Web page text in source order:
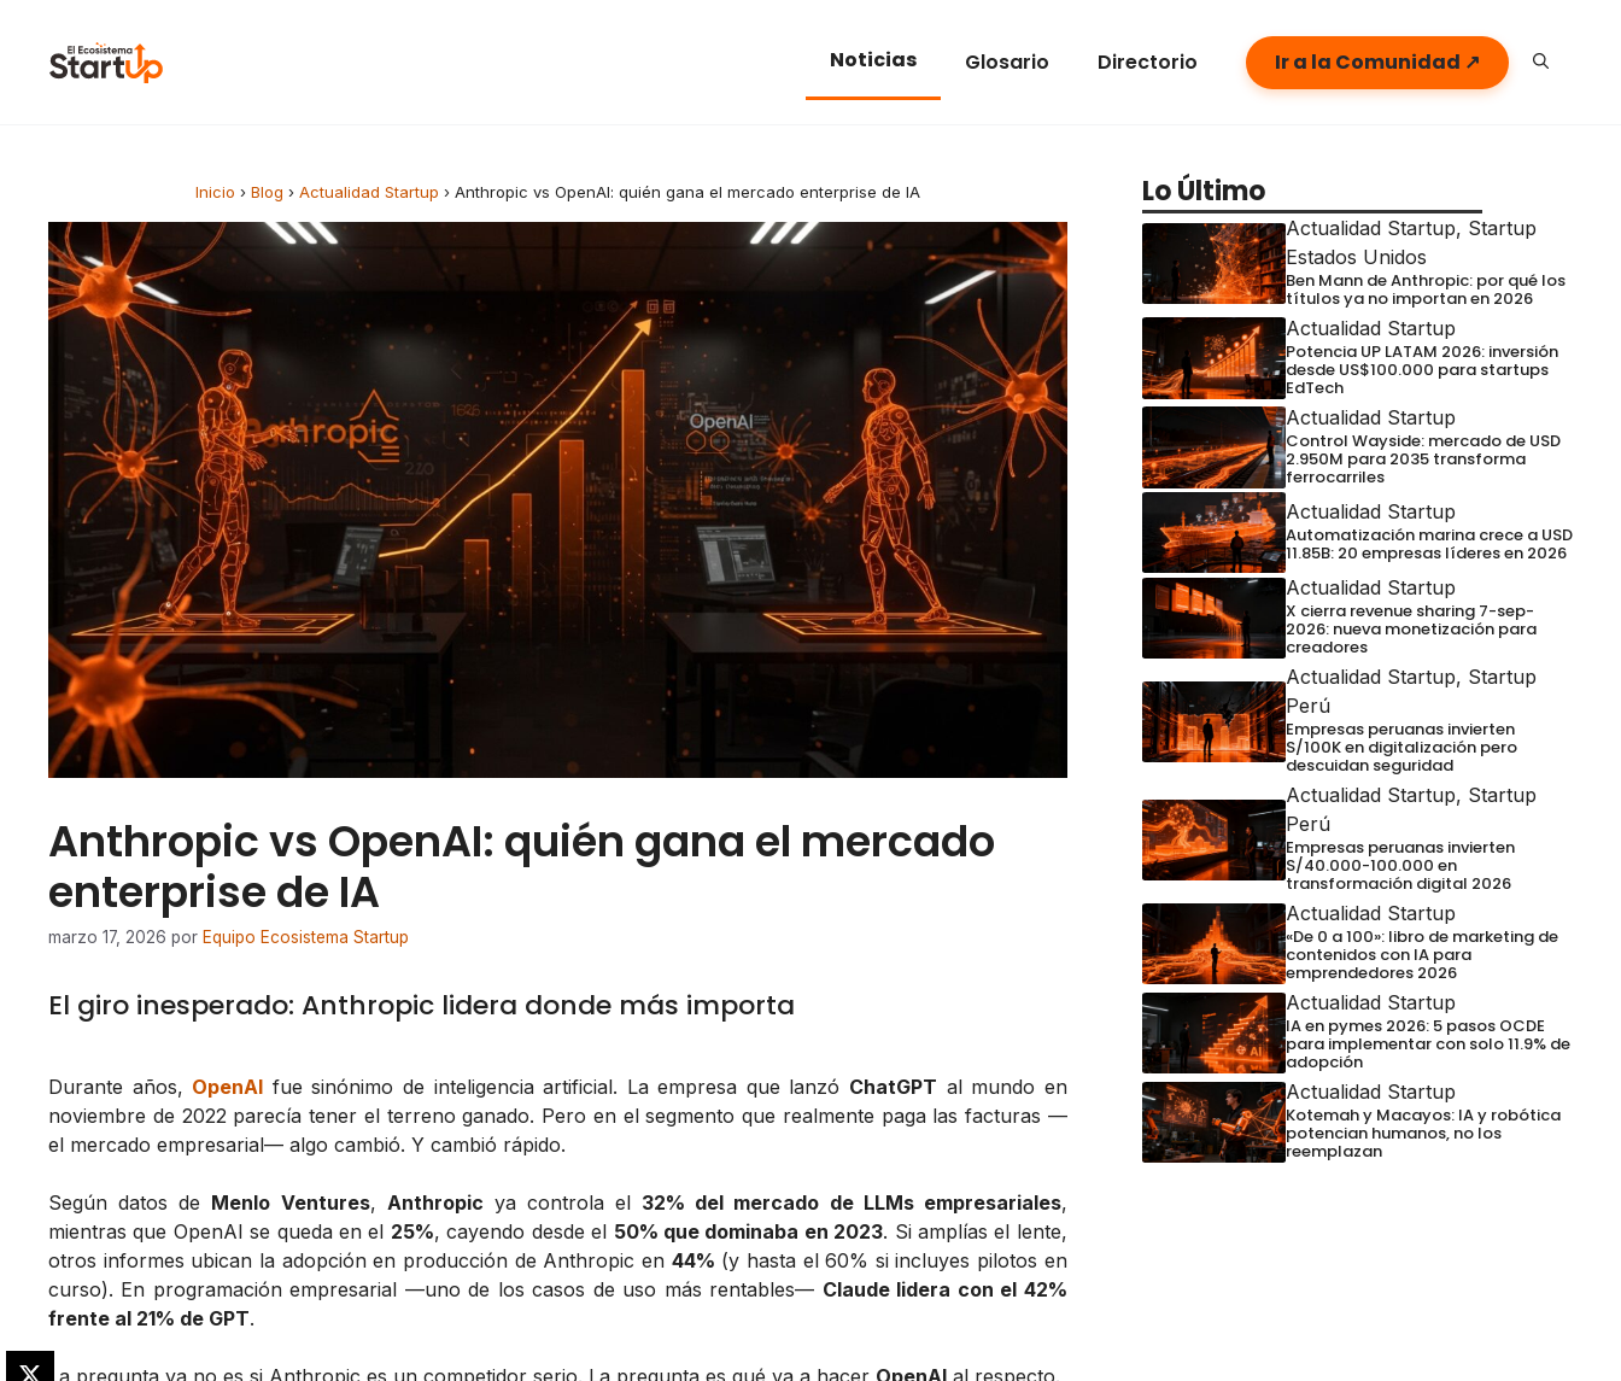
Noticias Glosario Directorio Ir a la Comunidad ↗
Inicio › Blog › Actualidad Startup › Anthropic vs OpenAI: quién gana el mercado enterprise de IA
Anthropic vs OpenAI: quién gana el mercado
enterprise de IA
marzo 17, 2026 por Equipo Ecosistema Startup
El giro inesperado: Anthropic lidera donde más importa
Durante años, OpenAI fue sinónimo de inteligencia artificial. La empresa que lanzó ChatGPT al mundo en
noviembre de 2022 parecía tener el terreno ganado. Pero en el segmento que realmente paga las facturas —
el mercado empresarial— algo cambió. Y cambió rápido.
Según datos de Menlo Ventures, Anthropic ya controla el 32% del mercado de LLMs empresariales,
mientras que OpenAI se queda en el 25%, cayendo desde el 50% que dominaba en 2023. Si amplías el lente,
otros informes ubican la adopción en producción de Anthropic en 44% (y hasta el 60% si incluyes pilotos en
curso). En programación empresarial —uno de los casos de uso más rentables— Claude lidera con el 42%
frente al 21% de GPT.
Lo Último
Actualidad Startup, Startup
Estados Unidos
Ben Mann de Anthropic: por qué los
títulos ya no importan en 2026
Actualidad Startup
Potencia UP LATAM 2026: inversión
desde US$100.000 para startups
EdTech
Actualidad Startup
Control Wayside: mercado de USD
2.950M para 2035 transforma
ferrocarriles
Actualidad Startup
Automatización marina crece a USD
11.85B: 20 empresas líderes en 2026
Actualidad Startup
X cierra revenue sharing 7-sep-
2026: nueva monetización para
creadores
Actualidad Startup, Startup
Perú
Empresas peruanas invierten
S/100K en digitalización pero
descuidan seguridad
Actualidad Startup, Startup
Perú
Empresas peruanas invierten
S/40.000-100.000 en
transformación digital 2026
Actualidad Startup
«De 0 a 100»: libro de marketing de
contenidos con IA para
emprendedores 2026
Actualidad Startup
IA en pymes 2026: 5 pasos OCDE
para implementar con solo 11.9% de
adopción
Actualidad Startup
Kotemah y Macayos: IA y robótica
potencian humanos, no los
reemplazan